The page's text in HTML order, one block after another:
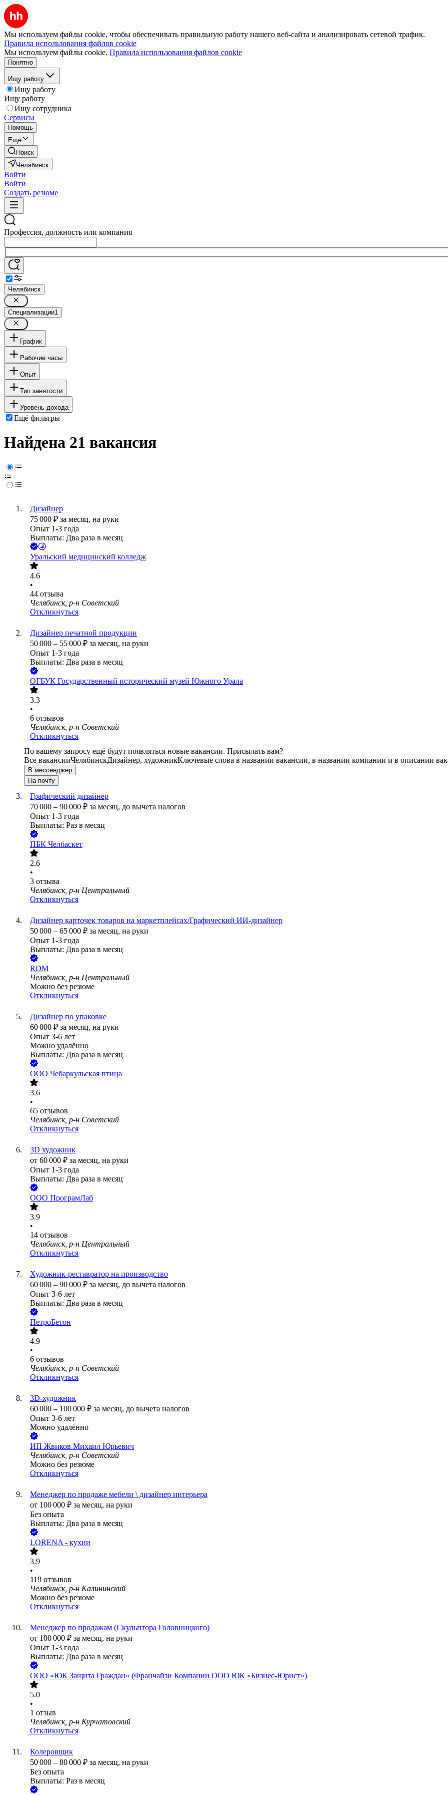
Мы используем файлы cookie, чтобы обеспечивать правильную работу нашего веб-сайта и анализировать сетевой трафик.
Правила использования файлов cookie
Мы используем файлы cookie. Правила использования файлов cookie
Понятно
Ищу работу
Ищу работу
Ищу работу
Ищу сотрудника
Сервисы
Помощь
Ещё
Поиск
Челябинск
Войти
Войти
Создать резюме
Профессия, должность или компания
Челябинск
Специализации1
График
Рабочие часы
Опыт
Тип занятости
Уровень дохода
Ещё фильтры
Найдена 21 вакансия
Дизайнер
75 000 ₽ за месяц, на руки
Опыт 1-3 года
Выплаты: Два раза в месяц
Уральский медицинский колледж
4.6
•
44 отзыва
Челябинск, р-н Советский
Откликнуться
Дизайнер печатной продукции
50 000 – 55 000 ₽ за месяц, на руки
Опыт 1-3 года
Выплаты: Два раза в месяц
ОГБУК Государственный исторический музей Южного Урала
3.3
•
6 отзывов
Челябинск, р-н Советский
Откликнуться
По вашему запросу ещё будут появляться новые вакансии. Присылать вам?
Все вакансииЧелябинскДизайнер, художникКлючевые слова в названии вакансии, в названии компании и в описании
В мессенджер
На почту
Графический дизайнер
70 000 – 90 000 ₽ за месяц, до вычета налогов
Опыт 1-3 года
Выплаты: Раз в месяц
ПБК Челбаскет
2.6
•
3 отзыва
Челябинск, р-н Центральный
Откликнуться
Дизайнер карточек товаров на маркетплейсах/Графический ИИ-дизайнер
50 000 – 65 000 ₽ за месяц, на руки
Опыт 1-3 года
Выплаты: Два раза в месяц
RDM
Челябинск, р-н Центральный
Можно без резюме
Откликнуться
Дизайнер по упаковке
60 000 ₽ за месяц, на руки
Опыт 3-6 лет
Можно удалённо
Выплаты: Два раза в месяц
ООО Чебаркульская птица
3.6
•
65 отзывов
Челябинск, р-н Советский
Откликнуться
3D художник
от 60 000 ₽ за месяц, на руки
Опыт 1-3 года
Выплаты: Два раза в месяц
ООО ПрограмЛаб
3.9
•
14 отзывов
Челябинск, р-н Центральный
Откликнуться
Художник-реставратор на производство
60 000 – 90 000 ₽ за месяц, до вычета налогов
Опыт 3-6 лет
Выплаты: Два раза в месяц
ПетроБетон
4.9
•
6 отзывов
Челябинск, р-н Советский
Откликнуться
3D-художник
60 000 – 100 000 ₽ за месяц, до вычета налогов
Опыт 3-6 лет
Можно удалённо
ИП Жвиков Михаил Юрьевич
Челябинск, р-н Советский
Можно без резюме
Откликнуться
Менеджер по продаже мебели \ дизайнер интерьера
от 100 000 ₽ за месяц, на руки
Без опыта
Выплаты: Два раза в месяц
LORENA - кухни
3.9
•
119 отзывов
Челябинск, р-н Калининский
Можно без резюме
Откликнуться
Менеджер по продажам (Скульптора Головницкого)
от 100 000 ₽ за месяц, на руки
Опыт 1-3 года
Выплаты: Два раза в месяц
ООО «ЮК Защита Граждан» (Франчайзи Компании ООО ЮК «Бизнес-Юрист»)
5.0
•
1 отзыв
Челябинск, р-н Курчатовский
Откликнуться
Колеровщик
50 000 – 80 000 ₽ за месяц, на руки
Без опыта
Выплаты: Раз в месяц